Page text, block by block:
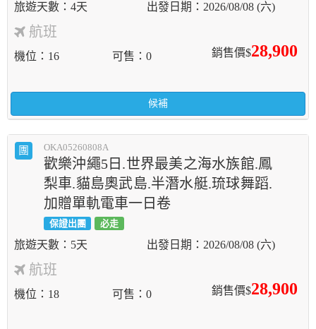
4天 2026/08/08 (六)
航班
銷售價$28,900
機位 16 可售 0
候補
團 OKA05260808A
歡樂沖繩5日.世界最美之海水族館.鳳
梨車.貓島奧武島.半潛水艇.琉球舞蹈.
加贈單軌電車一日卷
保證出團 必走
5天 2026/08/08 (六)
航班
銷售價$28,900
機位 18 可售 0